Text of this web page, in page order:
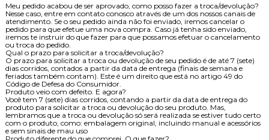
Meu pedido acabou de ser aprovado, como posso fazer a troca/devolução?
Nesse caso, entre em contato conosco através de um dos nossos canais de
atendimento. Se o seu pedido ainda não foi enviado, iremos cancelar o
pedido para que efetue uma nova compra. Caso já tenha sido enviado,
iremos te instruir do que fazer para que possamos efetuar o cancelamento
ou troca do pedido.
Qual o prazo para solicitar a troca/devolução?
O prazo para solicitar a troca ou devolução de seu pedido é de até 7 (sete)
dias corridos, contados a partir da data de entrega (finais de semana e
feriados também contam). Este é um direito que está no artigo 49 do
Código de Defesa do Consumidor.
Produto veio com defeito. E agora?
Você tem 7 (sete) dias corridos, contando a partir da data de entrega do
produto para solicitar a troca ou devolução do seu produto. Mas,
lembramos que a troca ou devolução só será realizada se estiver tudo certo
com o produto, como: embalagem original, incluindo manual e acessórios
e sem sinais de mau uso
Produto diferente do que comprei. O que fazer?